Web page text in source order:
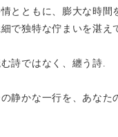
とともに、膨大な時間
で独特な佇まいを湛え
詩ではなく、纏う詩.
の静かな一行を、あなた